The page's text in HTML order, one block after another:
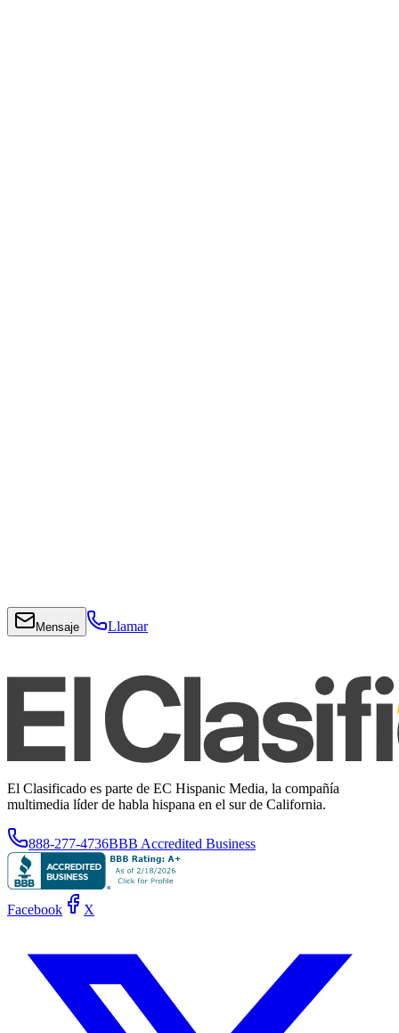
Mensaje Llamar
El Clasificado es parte de EC Hispanic Media, la compañía
multimedia líder de habla hispana en el sur de California.
888-277-4736BBB Accredited Business
Facebook X